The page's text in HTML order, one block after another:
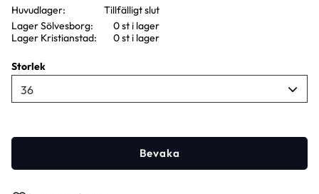
Storlek
Bevaka
Huvudlager
Lager Sölvesborg
0 st i lager
Lager Kristianstad
0 st i lager